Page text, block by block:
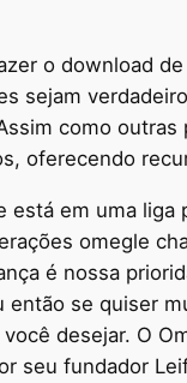
o download
sejam
como
oferecendo
em uma liga
omegle
é nossa
se quiser
desejar. O
seu fundador